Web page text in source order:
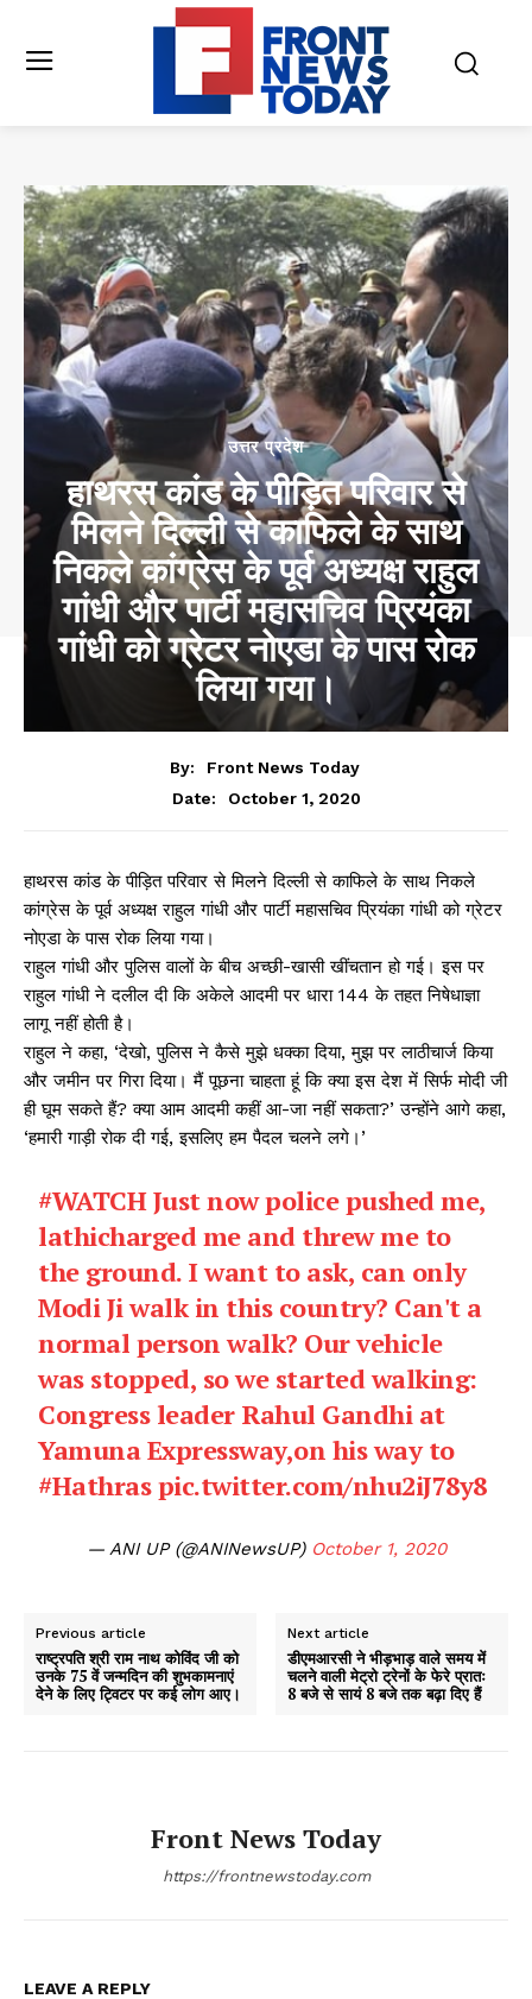
उत्तर प्रदेश
हाथरस कांड के पीड़ित परिवार से
मिलने दिल्ली से काफिले के साथ
निकले कांग्रेस के पूर्व अध्यक्ष राहुल
गांधी और पार्टी महासचिव प्रियंका
गांधी को ग्रेटर नोएडा के पास रोक
लिया गया।
By:
Front News Today
Date:
October 1, 2020
हाथरस कांड के पीड़ित परिवार से मिलने दिल्ली से काफिले के साथ निकले
कांग्रेस के पूर्व अध्यक्ष राहुल गांधी और पार्टी महासचिव प्रियंका गांधी को ग्रेटर
नोएडा के पास रोक लिया गया।
राहुल गांधी और पुलिस वालों के बीच अच्छी-खासी खींचतान हो गई। इस पर
राहुल गांधी ने दलील दी कि अकेले आदमी पर धारा 144 के तहत निषेधाज्ञा
लागू नहीं होती है।
राहुल ने कहा, ‘देखो, पुलिस ने कैसे मुझे धक्का दिया, मुझ पर लाठीचार्ज किया
और जमीन पर गिरा दिया। मैं पूछना चाहता हूं कि क्या इस देश में सिर्फ मोदी जी
ही घूम सकते हैं? क्या आम आदमी कहीं आ-जा नहीं सकता?’ उन्होंने आगे कहा,
‘हमारी गाड़ी रोक दी गई, इसलिए हम पैदल चलने लगे।’
#WATCHJust now police pushed me,
lathicharged me and threw me to
the ground. I want to ask, can only
Modi Ji walk in this country? Can't a
normal person walk? Our vehicle
was stopped, so we started walking:
Congress leader Rahul Gandhi at
Yamuna Expressway,on his way to
#Hathraspic.twitter.com/nhu2iJ78y8
— ANI UP (@ANINewsUP) October 1, 2020
Previous article
राष्ट्रपति श्री राम नाथ कोविंद जी को
उनके 75 वें जन्मदिन की शुभकामनाएं
देने के लिए ट्विटर पर कई लोग आए।
Next article
डीएमआरसी ने भीड़भाड़ वाले समय में
चलने वाली मेट्रो ट्रेनों के फेरे प्रातः
8 बजे से सायं 8 बजे तक बढ़ा दिए हैं
Front News Today
https://frontnewstoday.com
LEAVE A REPLY